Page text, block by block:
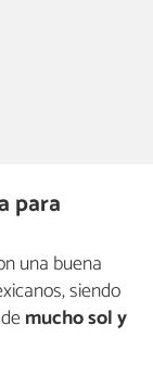
para
una buena
siendo
mucho sol y